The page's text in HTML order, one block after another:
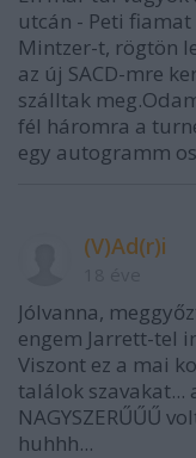
utcán - Peti
Mintzer-t, rögtön
az új SACD-mre
szálltak
fél háromra a
egy autogramm
(V)Ad(r)i
Jólvanna,
engem Jarrett-tel
Viszont ez a mai
találok szavakat...
NAGYSZERŰŰŰ
huhhh...